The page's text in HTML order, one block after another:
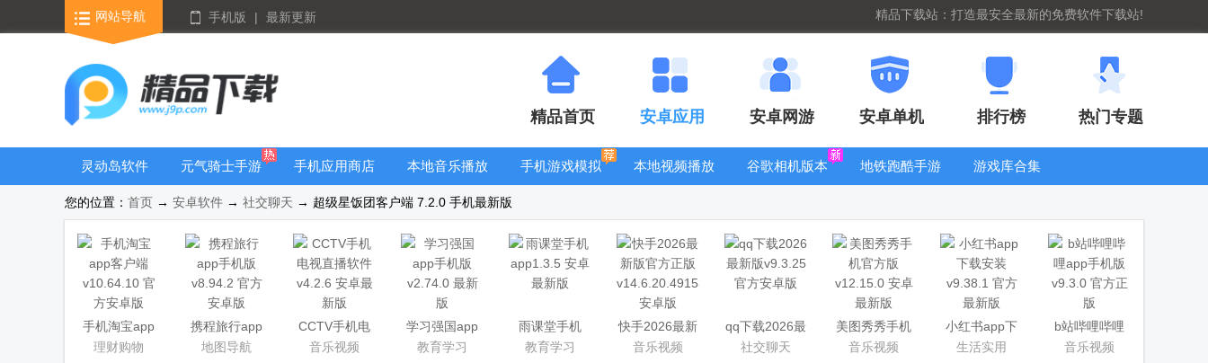
网站导航 手机版 | 最新更新 精品下载站：打造最安全最新的免费软件下载站!
精品首页 安卓应用 安卓网游 安卓单机 排行榜 热门专题
灵动岛软件
元气骑士手游
手机应用商店
本地音乐播放
手机游戏模拟
本地视频播放
谷歌相机版本
地铁跑酷手游
游戏库合集
您的位置： 首页 → 安卓软件 → 社交聊天 → 超级星饭团客户端 7.2.0 手机最新版
手机淘宝app
客户端
理财购物
携程旅行app
手机版
地图导航
CCTV手机电
视直播软件
音乐视频
学习强国app
手机版
教育学习
雨课堂手机
app
教育学习
快手2026最新
版官方正版
音乐视频
qq下载2026最
新版
社交聊天
美图秀秀手机
官方版
音乐视频
小红书app下
载安装
生活实用
b站哔哩哔哩
app手机版
音乐视频